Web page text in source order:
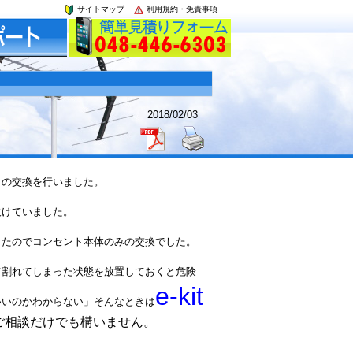
利用規約・免責事項
サイトマップ
2018/02/03
交換を行いました。
ていました。
のでコンセント本体のみの交換でした。
れてしまった状態を放置しておくと危険
のかわからない」そんなときはe-kit
談だけでも構いません。